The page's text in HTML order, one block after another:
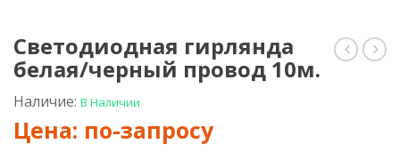
Светодиодная гирлянда
белая/черный провод 10м.
Наличие: В Наличии